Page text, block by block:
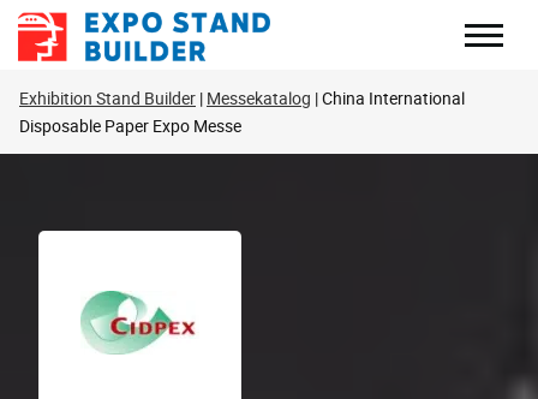
Zum
Inhalt
Exhibition Stand Builder Messekatalog China International
Disposable Paper Expo Messe